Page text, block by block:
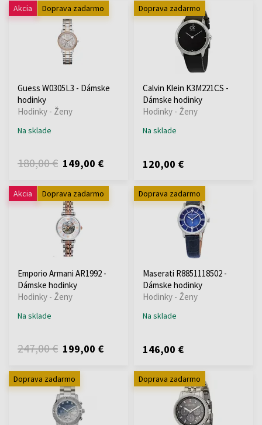
Akcia Doprava zadarmo
Guess W0305L3 - Dámske
hodinky
Hodinky - Ženy
Na sklade
180,00 € 149,00 €
Doprava zadarmo
Calvin Klein K3M221CS -
Dámske hodinky
Hodinky - Ženy
Na sklade
120,00 €
Akcia Doprava zadarmo
Emporio Armani AR1992 -
Dámske hodinky
Hodinky - Ženy
Na sklade
247,00 € 199,00 €
Doprava zadarmo
Maserati R8851118502 -
Dámske hodinky
Hodinky - Ženy
Na sklade
146,00 €
Doprava zadarmo Doprava zadarmo